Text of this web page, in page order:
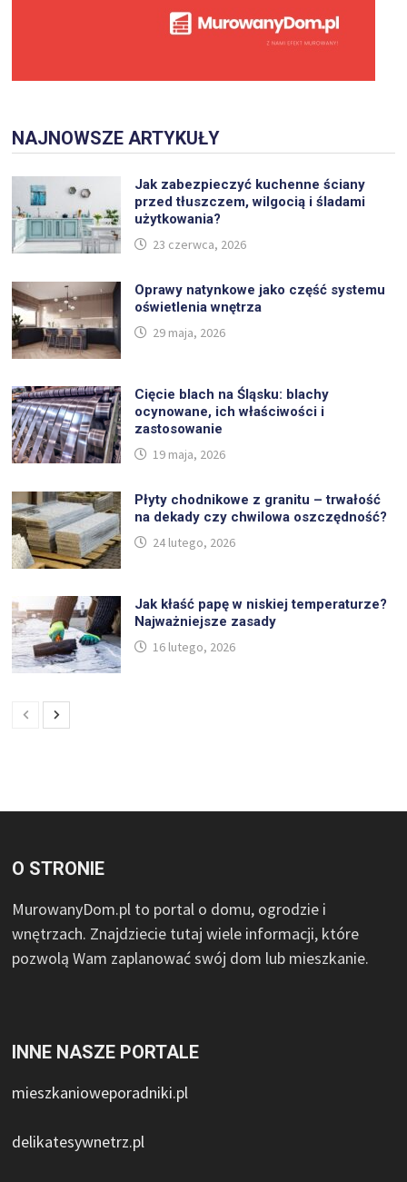
NAJNOWSZE ARTYKUŁY
Jak zabezpieczyć kuchenne ściany
przed tłuszczem, wilgocią i śladami
użytkowania?
23 czerwca, 2026
Oprawy natynkowe jako część systemu
oświetlenia wnętrza
29 maja, 2026
Cięcie blach na Śląsku: blachy
ocynowane, ich właściwości i
zastosowanie
19 maja, 2026
Płyty chodnikowe z granitu – trwałość
na dekady czy chwilowa oszczędność?
24 lutego, 2026
Jak kłaść papę w niskiej temperaturze?
Najważniejsze zasady
16 lutego, 2026
O STRONIE
MurowanyDom.pl to portal o domu, ogrodzie i
wnętrzach. Znajdziecie tutaj wiele informacji, które
pozwolą Wam zaplanować swój dom lub mieszkanie.
INNE NASZE PORTALE
mieszkanioweporadniki.pl
delikatesywnetrz.pl